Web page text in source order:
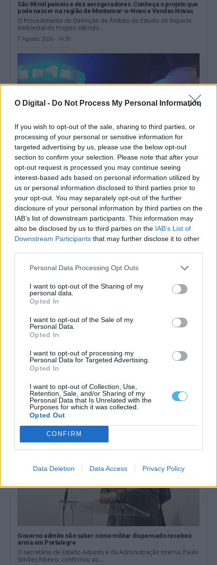
O Digital - Do Not Process My Personal Information
If you wish to opt-out of the sale, sharing to third parties, or
processing of your personal or sensitive information for
targeted advertising by us, please use the below opt-out
section to confirm your selection. Please note that after your
opt-out request is processed you may continue seeing
interest-based ads based on personal information utilized by
us or personal information disclosed to third parties prior to
your opt-out. You may separately opt-out of the further
disclosure of your personal information by third parties on the
IAB’s list of downstream participants. This information may
also be disclosed by us to third parties on the IAB’s List of
Downstream Participants that may further disclose it to other
Personal Data Processing Opt Outs
I want to opt-out of the Sharing of my
personal data.
Opted In
I want to opt-out of the Sale of my
Personal Data.
Opted In
I want to opt-out of processing my
Personal Data for Targeted Advertising.
Opted In
I want to opt-out of Collection, Use,
Retention, Sale, and/or Sharing of my
Personal Data that Is Unrelated with the
Purposes for which it was collected.
Opted Out
CONFIRM
Data Deletion Data Access Privacy Policy
São 98 mil painéis e dez aerogeradores: Conheça o projeto que
pode nascer na região de Montemor-o-Novo e Vendas Novas
O Procedimento de Definição de Âmbito do Estudo de Impacte
Ambiental do Projeto Híbrido...
7 Agosto, 2026 - 14:30
Militar da GNR ferido e ameaçado de morte durante desacatos
em Estremoz
Um militar da Guarda Nacional Republicana sofreu ferimentos
ligeiros durante os desacatos registados ao...
7 Agosto, 2026 - 08:37
Fiscalização da GNR termina com encerramento de
restaurante em Abela (Santiago do cacém)
localidade de Abela, no concelho de...
6 Agosto, 2026 - 16:42
Governo admite não saber como militar dispensado recebeu
arma em Portalegre
O secretário de Estado Adjunto e da Administração Interna, Paulo
Simões Ribeiro, confirmou ao...